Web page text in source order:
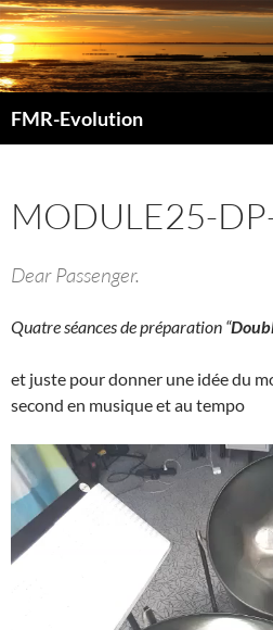
Aller
au
contenu
FMR-Evolution
MODULE25-
Dear Passenger.
Quatre séances de préparation “
et juste pour donner une idée du
second en musique et au tempo